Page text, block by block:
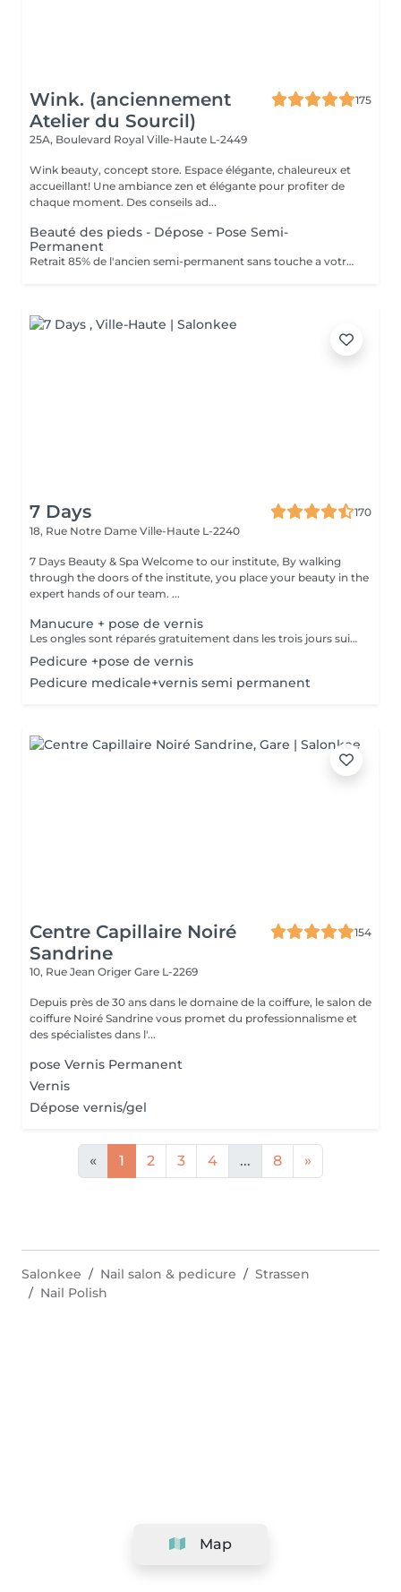
Wink. (anciennement
Atelier du Sourcil)
175
25A, Boulevard Royal Ville-Haute L-2449
Wink beauty, concept store. Espace élégante, chaleureux et
accueillant! Une ambiance zen et élégante pour profiter de
chaque moment. Des conseils ad...
Beauté des pieds - Dépose - Pose Semi-
Permanent
Retrait 85% de l'ancien semi-permanent sans touche a votre ongles naturel. Retrait des cuticules, limage et polissage des ongles. Application de la couleur semi-permanent : couche uniforme pour une finition parfaite.
7 Days
170
18, Rue Notre Dame Ville-Haute L-2240
7 Days Beauty & Spa Welcome to our institute, By walking
through the doors of the institute, you place your beauty in the
expert hands of our team. ...
Manucure + pose de vernis
Les ongles sont réparés gratuitement dans les trois jours suivant le service ! A partir du quatrième jour la prestation est payante.
Pedicure +pose de vernis
Pedicure medicale+vernis semi permanent
Centre Capillaire Noiré
Sandrine
154
10, Rue Jean Origer Gare L-2269
Depuis près de 30 ans dans le domaine de la coiffure, le salon de
coiffure Noiré Sandrine vous promet du professionnalisme et
des spécialistes dans l'...
pose Vernis Permanent
Vernis
Dépose vernis/gel
« 1 2 3 4 ... 8 »
Map
Salonkee Nail salon & pedicure
Strassen
Nail Polish